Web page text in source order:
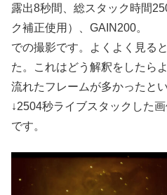
露出8秒間、総スタック時間
ク補正使用）、GAIN200。
での撮影です。よくよく見る
た。これはどう解釈をしたら
流れたフレームが多かったと
↓2504秒ライブスタックした
です。